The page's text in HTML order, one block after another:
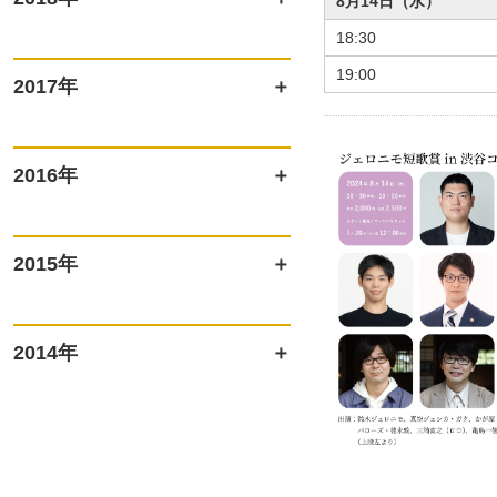
2017年
2016年
2015年
2014年
18:30
19:00